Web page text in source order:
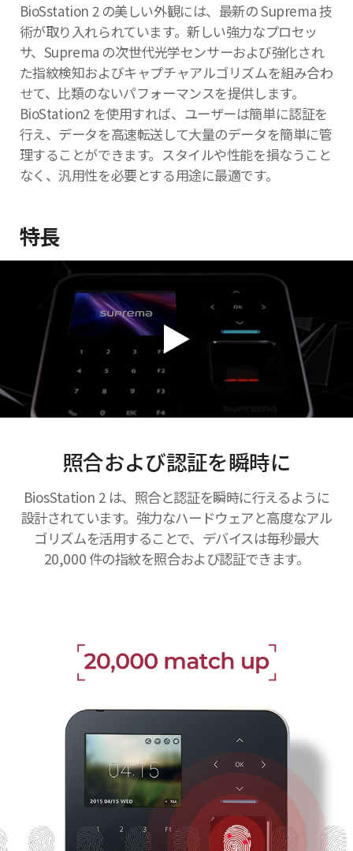
BioSstation 2 の美しい外観には、最新の Suprema 技
術が取り入れられています。新しい強力なプロセッ
サ、Suprema の次世代光学センサーおよび強化され
た指紋検知およびキャプチャアルゴリズムを組み合わ
せて、比類のないパフォーマンスを提供します。
BioStation2 を使用すれば、ユーザーは簡単に認証を
行え、データを高速転送して大量のデータを簡単に管
理することができます。スタイルや性能を損なうこと
なく、汎用性を必要とする用途に最適です。
特長
照合および認証を瞬時に
BiosStation 2 は、照合と認証を瞬時に行えるように
設計されています。強力なハードウェアと高度なアル
ゴリズムを活用することで、デバイスは毎秒最大
20,000 件の指紋を照合および認証できます。